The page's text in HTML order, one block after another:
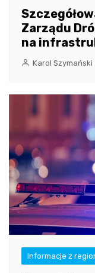
Zarządu
na
Karol Szymański
Informacje z